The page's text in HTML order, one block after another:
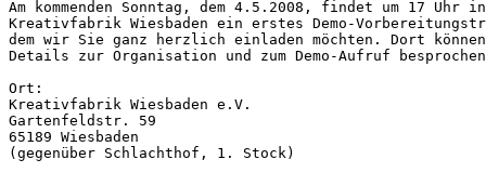
Am kommenden Sonntag, dem 4.5.2008, findet um 17 Uhr
Kreativfabrik Wiesbaden ein erstes Demo-
dem wir Sie ganz herzlich einladen möchten. Dort
Details zur Organisation und zum Demo-Aufruf
Ort:
Kreativfabrik Wiesbaden e.V.
Gartenfeldstr. 59
65189 Wiesbaden
(gegenüber Schlachthof, 1. Stock)